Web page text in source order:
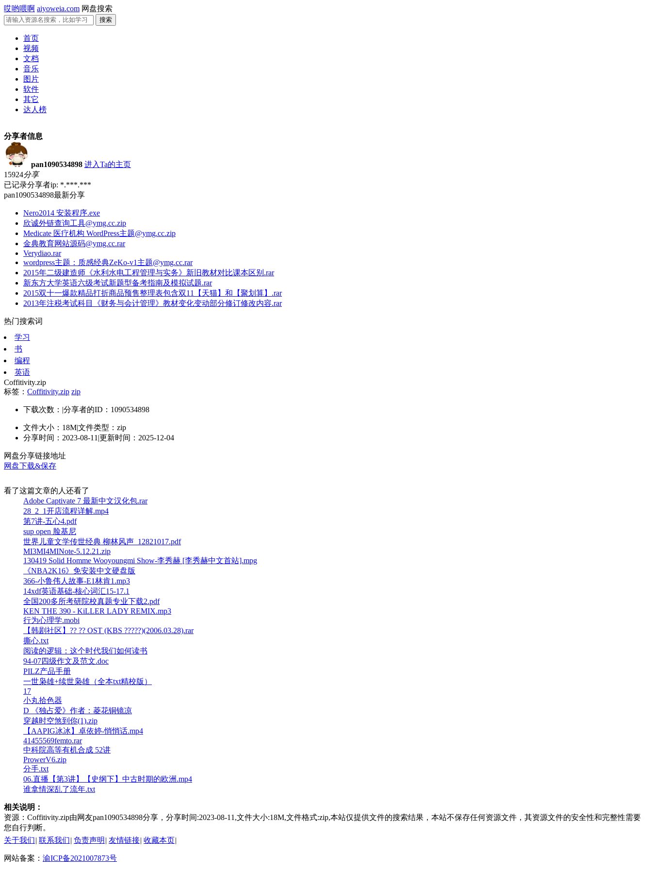
哎哟喂啊 aiyoweia.com 网盘搜索
首页
视频
文档
音乐
图片
软件
其它
达人榜
分享者信息
pan1090534898 进入Ta的主页
15924分享
已记录分享者ip: *.***.***
pan1090534898最新分享
Nero2014 安装程序.exe
欣诚外链查询工具@ymg.cc.zip
Medicate 医疗机构 WordPress主题@ymg.cc.zip
金典教育网站源码@ymg.cc.rar
Verydiao.rar
wordpress主题：质感经典ZeKo-v1主题@ymg.cc.rar
2015年二级建造师《水利水电工程管理与实务》新旧教材对比课本区别.rar
新东方大学英语六级考试新题型备考指南及模拟试题.rar
2015双十一爆款精品打折商品预售整理表包含双11【天猫】和【聚划算】.rar
2013年注税考试科目《财务与会计管理》教材变化变动部分修订修改内容.rar
热门搜索词
学习
书
编程
英语
Coffitivity.zip
标签： Coffitivity.zip zip
下载次数： |分享者的ID：1090534898
文件大小：18M|文件类型：zip
分享时间：2023-08-11 |更新时间：2025-12-04
网盘分享链接地址
网盘下载&保存
看了这篇文章的人还看了
Adobe Captivate 7 最新中文汉化包.rar
28_2_1开店流程详解.mp4
第7讲-五心4.pdf
sup open 脸基尼
世界儿童文学传世经典 柳林风声_12821017.pdf
MI3MI4MINote-5.12.21.zip
130419 Solid Homme Wooyoungmi Show-李秀赫 [李秀赫中文首站].mpg
《NBA2K16》免安装中文硬盘版
366-小鲁伟人故事-E1林肯1.mp3
14xdf英语基础-核心词汇15-17.1
全国200多所考研院校真题专业下载2.pdf
KEN THE 390 - KiLLER LADY REMIX.mp3
行为心理学.mobi
【韩剧社区】?? ?? OST (KBS ?????)(2006.03.28).rar
撕心.txt
阅读的逻辑：这个时代我们如何读书
94-07四级作文及范文.doc
PILZ产品手册
一世枭雄+续世枭雄（全本txt精校版）
17
小丸拾色器
D 《独占爱》作者：菱花铜镜凉
穿越时空煞到你(1).zip
【AAPIG冰冰】卓依婷-悄悄话.mp4
41455569femto.rar
中科院高等有机合成 52讲
ProwerV6.zip
分手.txt
06.直播【第3讲】【史纲下】中古时期的欧洲.mp4
谁拿情深乱了流年.txt
相关说明：
资源：Coffitivity.zip由网友pan1090534898分享，分享时间:2023-08-11,文件大小:18M,文件格式:zip,本站仅提供文件的搜索结果，本站不保存任何资源文件，其资源文件的安全性和完整性需要
您自行判断。
关于我们| 联系我们| 负责声明 | 友情链接| 收藏本页|
网站备案： 渝ICP备2021007873号